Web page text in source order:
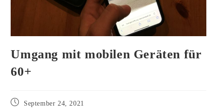
Umgang mit mobilen Geräten für
60+
September 24, 2021